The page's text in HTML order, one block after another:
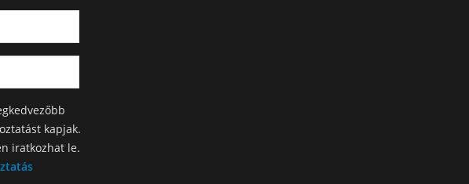
kapjak.
iratkozhat le.